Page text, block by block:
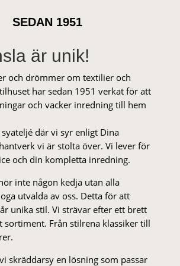
SEDAN 1951
är unik!
och drömmer om textilier och
har sedan 1951 verkat för att
och vacker inredning till hem
där vi syr enligt Dina
vi är stolta över. Vi lever för
och din kompletta inredning.
inte någon kedja utan alla
utvalda av oss. Detta för att
unika stil. Vi strä­var efter ett brett
sor­ti­ment. Från stil­rena klas­siker till
skräddarsy en lösning som passar